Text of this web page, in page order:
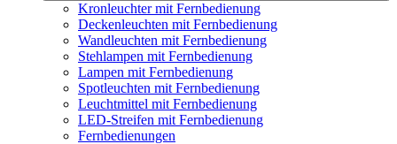
Kronleuchter mit Fernbedienung
Deckenleuchten mit Fernbedienung
Wandleuchten mit Fernbedienung
Stehlampen mit Fernbedienung
Lampen mit Fernbedienung
Spotleuchten mit Fernbedienung
Leuchtmittel mit Fernbedienung
LED-Streifen mit Fernbedienung
Fernbedienungen